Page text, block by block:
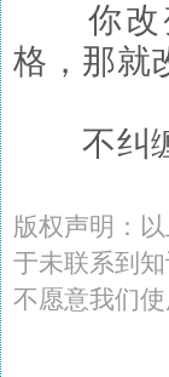
你改变
格，那就
不纠缠
版权声明：
于未联系到
不愿意我们